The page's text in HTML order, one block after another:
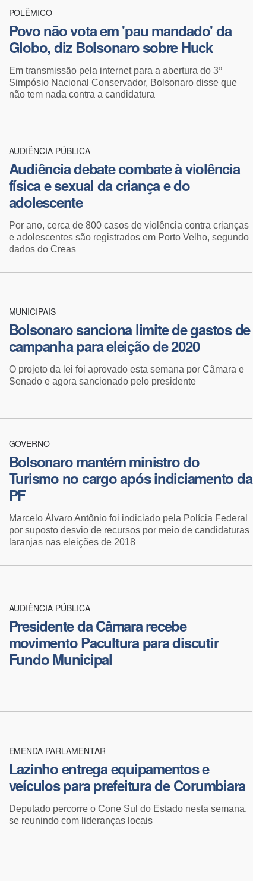
POLÊMICO
Povo não vota em 'pau mandado' da
Globo, diz Bolsonaro sobre Huck
Em transmissão pela internet para a abertura do 3º
Simpósio Nacional Conservador, Bolsonaro disse que
não tem nada contra a candidatura
AUDIÊNCIA PÚBLICA
Audiência debate combate à violência
física e sexual da criança e do
adolescente
Por ano, cerca de 800 casos de violência contra crianças
e adolescentes são registrados em Porto Velho, segundo
dados do Creas
MUNICIPAIS
Bolsonaro sanciona limite de gastos de
campanha para eleição de 2020
O projeto da lei foi aprovado esta semana por Câmara e
Senado e agora sancionado pelo presidente
GOVERNO
Bolsonaro mantém ministro do
Turismo no cargo após indiciamento da
PF
Marcelo Álvaro Antônio foi indiciado pela Polícia Federal
por suposto desvio de recursos por meio de candidaturas
laranjas nas eleições de 2018
AUDIÊNCIA PÚBLICA
Presidente da Câmara recebe
movimento Pacultura para discutir
Fundo Municipal
EMENDA PARLAMENTAR
Lazinho entrega equipamentos e
veículos para prefeitura de Corumbiara
Deputado percorre o Cone Sul do Estado nesta semana,
se reunindo com lideranças locais